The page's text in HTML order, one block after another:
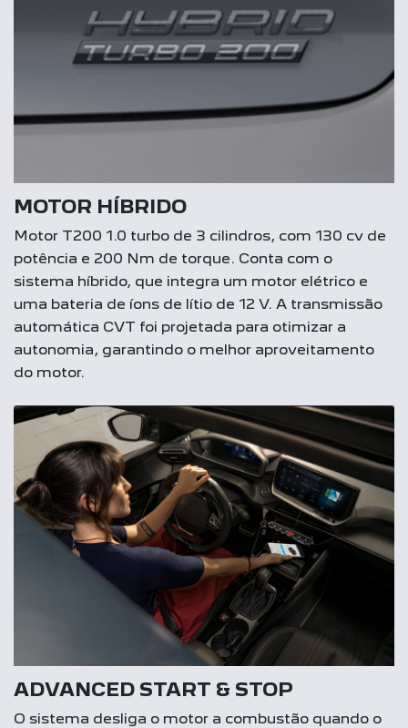
MOTOR HÍBRIDO
Motor T200 1.0 turbo de 3 cilindros, com 130 cv de
potência e 200 Nm de torque. Conta com o
sistema híbrido, que integra um motor elétrico e
uma bateria de íons de lítio de 12 V. A transmissão
automática CVT foi projetada para otimizar a
autonomia, garantindo o melhor aproveitamento
do motor.
ADVANCED START & STOP
O sistema desliga o motor a combustão quando o